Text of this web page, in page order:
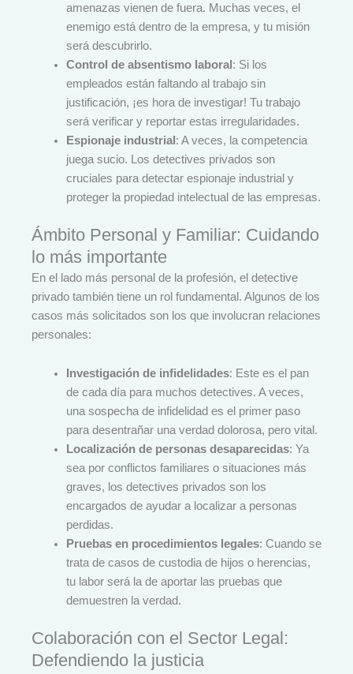
amenazas vienen de fuera. Muchas veces, el
enemigo está dentro de la empresa, y tu misión
será descubrirlo.
Control de absentismo laboral : Si los
empleados están faltando al trabajo sin
justificación, ¡es hora de investigar! Tu trabajo
será verificar y reportar estas irregularidades.
Espionaje industrial : A veces, la competencia
juega sucio. Los detectives privados son
cruciales para detectar espionaje industrial y
proteger la propiedad intelectual de las empresas.
Ámbito Personal y Familiar: Cuidando
lo más importante
En el lado más personal de la profesión, el detective
privado también tiene un rol fundamental. Algunos de los
casos más solicitados son los que involucran relaciones
personales:
Investigación de infidelidades: Este es el pan
de cada día para muchos detectives. A veces,
una sospecha de infidelidad es el primer paso
para desentrañar una verdad dolorosa, pero vital.
Localización de personas desaparecidas: Ya
sea por conflictos familiares o situaciones más
graves, los detectives privados son los
encargados de ayudar a localizar a personas
perdidas.
Pruebas en procedimientos legales: Cuando se
trata de casos de custodia de hijos o herencias,
tu labor será la de aportar las pruebas que
demuestren la verdad.
Colaboración con el Sector Legal:
Defendiendo la justicia